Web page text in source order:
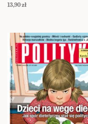
13,90 zł